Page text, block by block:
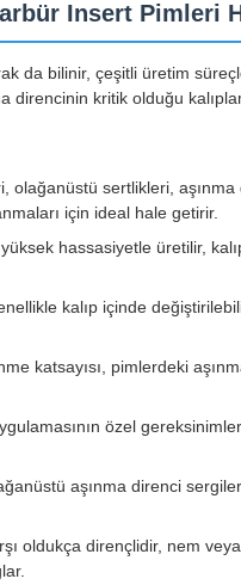
Insert Pimleri
da bilinir, çeşitli üretim
kritik olduğu
olağanüstü sertlikleri,
için ideal hale getirir.
hassasiyetle üretilir,
kalıp içinde
katsayısı, pimlerdeki
özel
aşınma direnci
oldukça dirençlidir, nem